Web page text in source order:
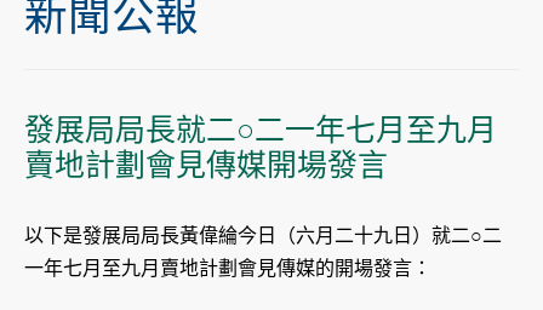
​發展局局長就二○二一年七月至九月
賣地計劃會見傳媒開場發言
以下是發展局局長黃偉綸今日（六月二十九日）就二○二
一年七月至九月賣地計劃會見傳媒的開場發言：